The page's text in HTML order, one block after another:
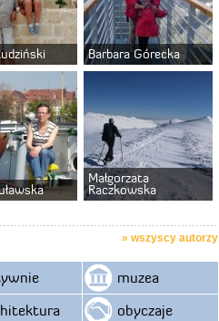
Barbara Górecka
Małgorzata
Raczkowska
» wszyscy autorzy
muzea
obyczaje